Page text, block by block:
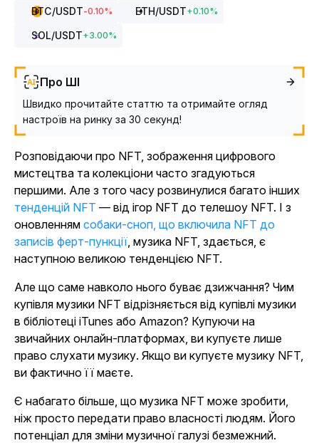
BTC/USDT-0.10% ETH/USDT+0.10%
SOL/USDT+3.00%
Про ШІ
Швидко прочитайте статтю та отримайте огляд
настроїв на ринку за 30 секунд!
Розповідаючи про NFT, зображення цифрового
мистецтва та колекціони часто згадуються
першими. Але з того часу розвинулися багато інших
тенденцій NFT — від ігор NFT до телешоу NFT. І з
оновленням собаки-сноп, що включила NFT до
записів ферт-пункції, музика NFT, здається, є
наступною великою тенденцією NFT.
Але що саме навколо нього буває дзижчання? Чим
купівля музики NFT відрізняється від купівлі музики
в бібліотеці iTunes або Amazon? Купуючи на
звичайних онлайн-платформах, ви купуєте лише
право слухати музику. Якщо ви купуєте музику NFT,
ви фактично її маєте.
Є набагато більше, що музика NFT може зробити,
ніж просто передати право власності людям. Його
потенціал для зміни музичної галузі безмежний.